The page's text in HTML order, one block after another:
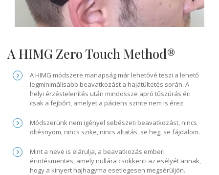
A HIMG Zero Touch Method®
A HIMG módszere manapság már lehetővé teszi a lehető
legminimálisabb beavatkozást a hajátültetés során. A
helyi érzéstelenítés után mindössze apró tűszúrás éri
csak a fejbőrt, amelyet a páciens szinte nem is érez.
Módszerünk nem igényel sebészeti beavatkozást, nincs
öltésnyom, nincs szike, nincs altatás, se heg, se fájdalom.
Mint a neve is elárulja, a beavatkozás emberi
érintésmentes, amely nullára csökkenti az esélyét annak,
hogy a kinyert hajhagyma esetlegesen megsérüljön.